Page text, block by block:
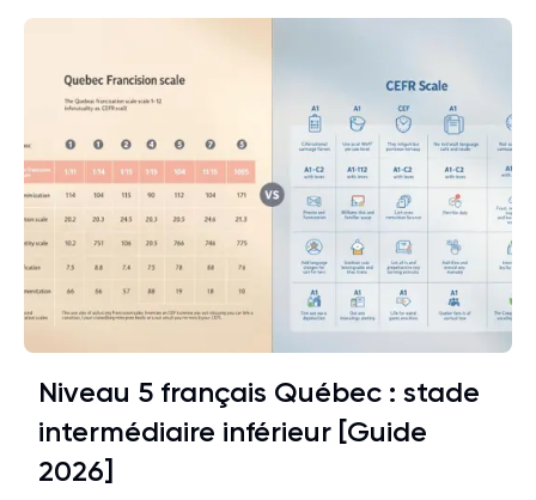
Niveau 5 français Québec : stade
intermédiaire inférieur [Guide
2026]